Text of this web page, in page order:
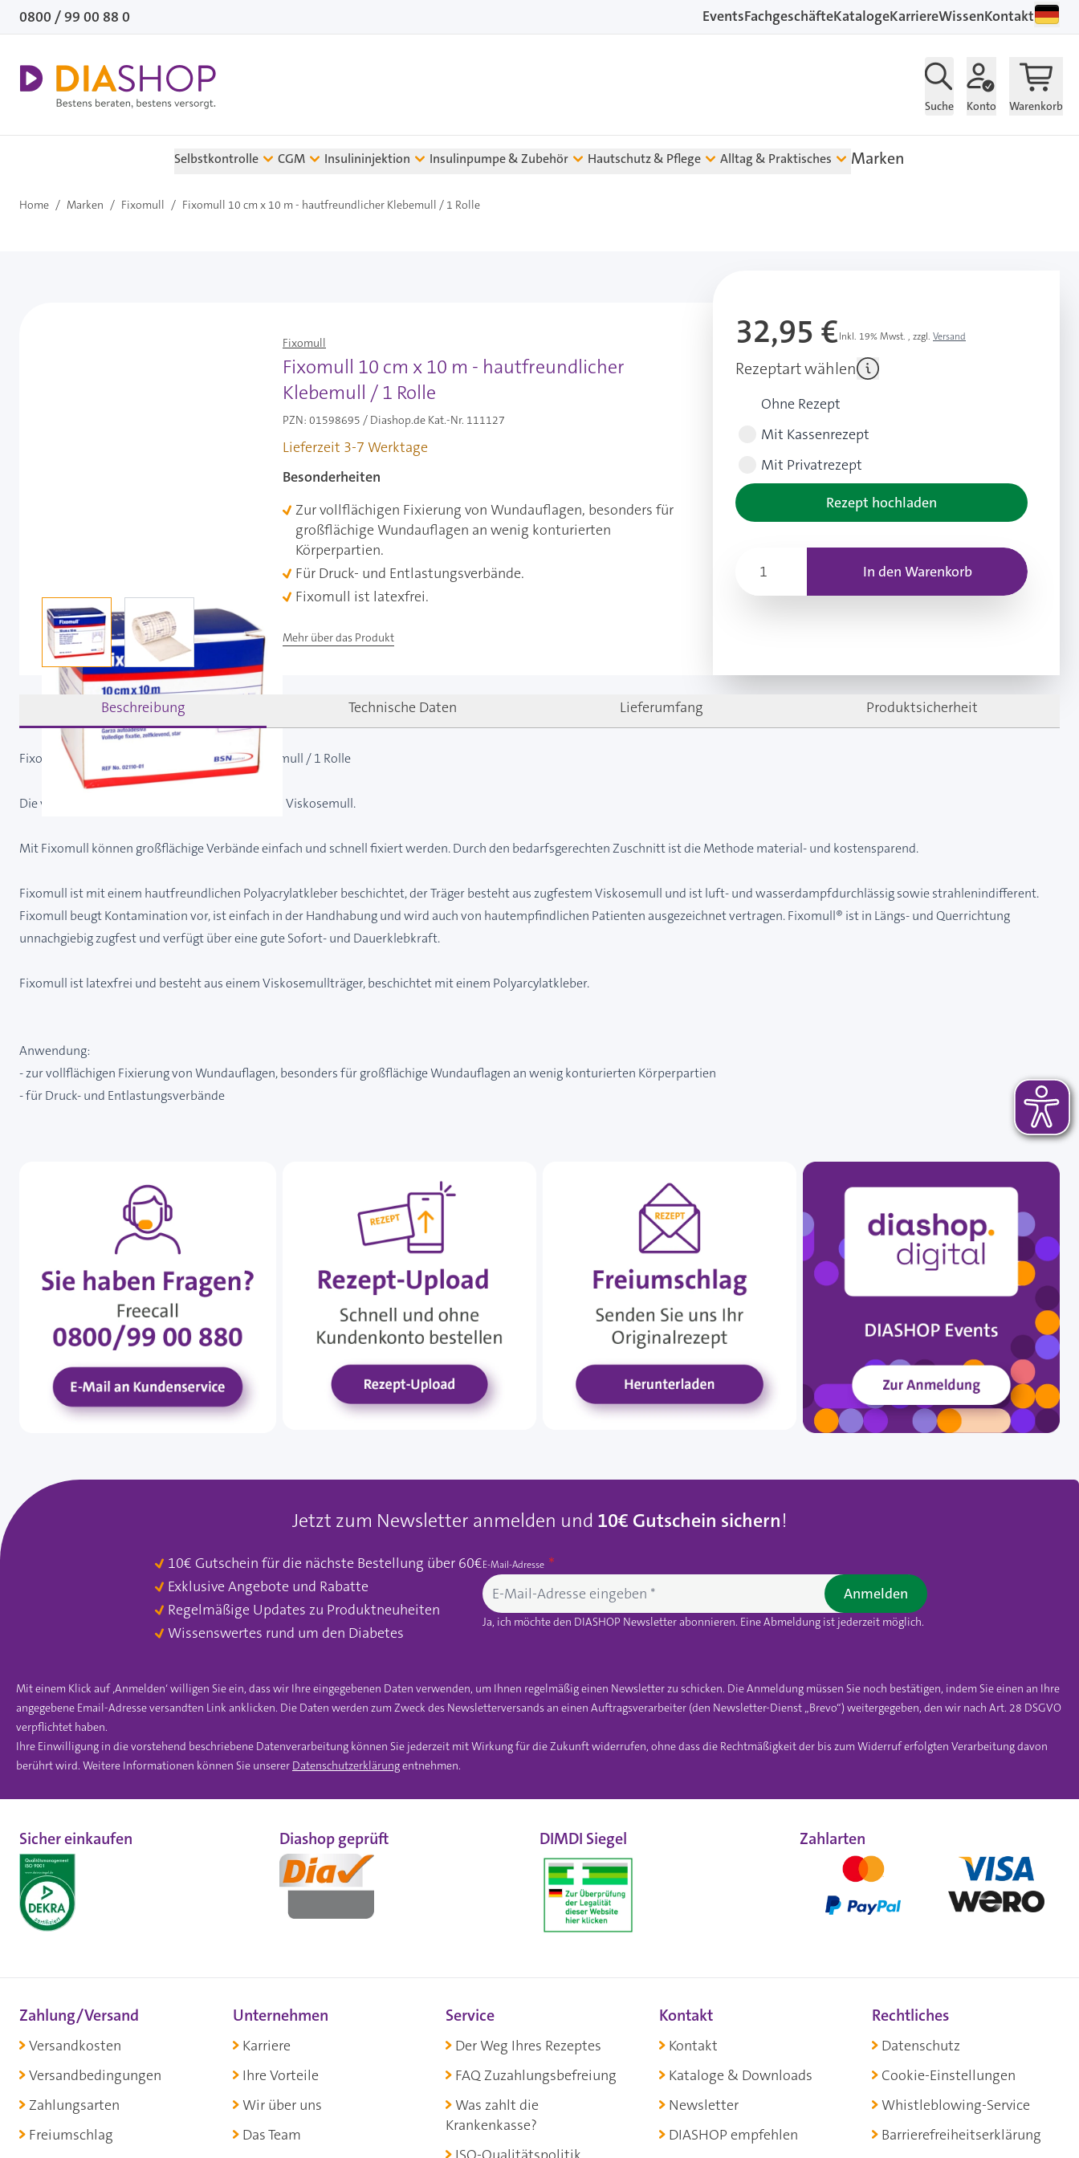
Direkt zum Inhalt
0800 / 99 00 88 0 EventsFachgeschäfteKatalogeKarriereWissenKontakt
Suche Konto Warenkorb
Selbstkontrolle CGM Insulininjektion Insulinpumpe & Zubehör Hautschutz & Pflege Alltag & Praktisches Marken
Home / Marken / Fixomull / Fixomull 10 cm x 10 m - hautfreundlicher Klebemull / 1 Rolle
View larger imageView larger image
Fixomull
Fixomull 10 cm x 10 m - hautfreundlicher
Klebemull / 1 Rolle
PZN: 01598695 / Diashop.de Kat.-Nr. 111127
Lieferzeit 3-7 Werktage
Besonderheiten
Zur vollflächigen Fixierung von Wundauflagen, besonders für
großflächige Wundauflagen an wenig konturierten
Körperpartien.
Für Druck- und Entlastungsverbände.
Fixomull ist latexfrei.
Mehr über das Produkt
32,95 €Inkl. 19% Mwst. , zzgl. Versand
Rezeptart wählen
Ohne Rezept
Mit Kassenrezept
Mit Privatrezept
Rezept hochladen
In den Warenkorb
Beschreibung Technische Daten Lieferumfang Produktsicherheit
Fixomull 10 cm x 10 m - hautfreundlicher Klebemull / 1 Rolle
Die vollflächige Verbandfixierung aus zugfestem Viskosemull.
Mit Fixomull können großflächige Verbände einfach und schnell fixiert werden. Durch den bedarfsgerechten Zuschnitt ist die Methode material- und kostensparend.
Fixomull ist mit einem hautfreundlichen Polyacrylatkleber beschichtet, der Träger besteht aus zugfestem Viskosemull und ist luft- und wasserdampfdurchlässig sowie strahlenindifferent.
Fixomull beugt Kontamination vor, ist einfach in der Handhabung und wird auch von hautempfindlichen Patienten ausgezeichnet vertragen. Fixomull® ist in Längs- und Querrichtung
unnachgiebig zugfest und verfügt über eine gute Sofort- und Dauerklebkraft.
Fixomull ist latexfrei und besteht aus einem Viskosemullträger, beschichtet mit einem Polyarcylatkleber.
Anwendung:
- zur vollflächigen Fixierung von Wundauflagen, besonders für großflächige Wundauflagen an wenig konturierten Körperpartien
- für Druck- und Entlastungsverbände
Jetzt zum Newsletter anmelden und 10€ Gutschein sichern!
10€ Gutschein für die nächste Bestellung über 60€
Exklusive Angebote und Rabatte
Regelmäßige Updates zu Produktneuheiten
Wissenswertes rund um den Diabetes
E-Mail-Adresse
Ja, ich möchte den DIASHOP Newsletter abonnieren. Eine Abmeldung ist jederzeit möglich.
Anmelden
Mit einem Klick auf ‚Anmelden‘ willigen Sie ein, dass wir Ihre eingegebenen Daten verwenden, um Ihnen regelmäßig einen Newsletter zu schicken. Die Anmeldung müssen Sie noch bestätigen, indem Sie einen an Ihre
angegebene Email-Adresse versandten Link anklicken. Die Daten werden zum Zweck des Newsletterversands an einen Auftragsverarbeiter (den Newsletter-Dienst „Brevo“) weitergegeben, den wir nach Art. 28 DSGVO
verpflichtet haben.
Ihre Einwilligung in die vorstehend beschriebene Datenverarbeitung können Sie jederzeit mit Wirkung für die Zukunft widerrufen, ohne dass die Rechtmäßigkeit der bis zum Widerruf erfolgten Verarbeitung davon
berührt wird. Weitere Informationen können Sie unserer Datenschutzerklärungentnehmen.
Sicher einkaufen Diashop geprüft DIMDI Siegel Zahlarten
Zahlung/Versand
Versandkosten
Versandbedingungen
Zahlungsarten
Freiumschlag
Unternehmen
Karriere
Ihre Vorteile
Wir über uns
Das Team
Service
Der Weg Ihres Rezeptes
FAQ Zuzahlungsbefreiung
Was zahlt die
Krankenkasse?
Kontakt
Kontakt
Kataloge & Downloads
Newsletter
DIASHOP empfehlen
Rechtliches
Datenschutz
Cookie-Einstellungen
Whistleblowing-Service
Barrierefreiheitserklärung